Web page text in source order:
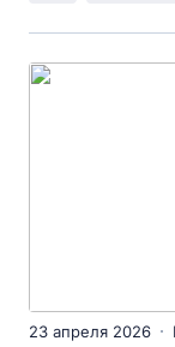
23 апреля 2026